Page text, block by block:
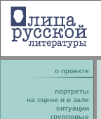
о проекте
портреты
на сцене и в зале
ситуации
групповые